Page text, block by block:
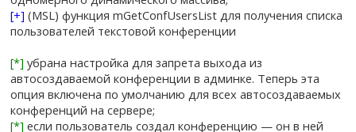
[+] (MSL) функция mGetConfUsersList для получения списка
пользователей текстовой конференции
[*] убрана настройка для запрета выхода из
автосоздаваемой конференции в админке. Теперь эта
опция включена по умолчанию для всех автосоздаваемых
конференций на сервере;
[*] если пользователь создал конференцию — он в ней